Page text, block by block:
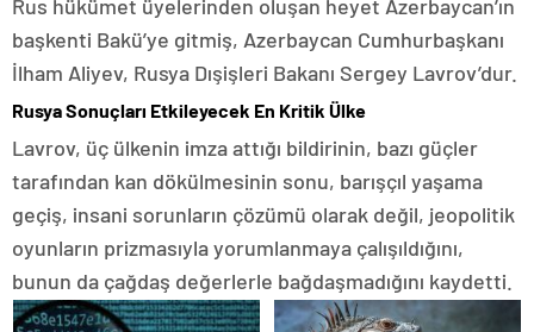
Rus hükümet üyelerinden oluşan heyet Azerbaycan’ın
başkenti Bakü’ye gitmiş, Azerbaycan Cumhurbaşkanı
İlham Aliyev, Rusya Dışişleri Bakanı Sergey Lavrov’dur.
Rusya Sonuçları Etkileyecek En Kritik Ülke
Lavrov, üç ülkenin imza attığı bildirinin, bazı güçler
tarafından kan dökülmesinin sonu, barışçıl yaşama
geçiş, insani sorunların çözümü olarak değil, jeopolitik
oyunların prizmasıyla yorumlanmaya çalışıldığını,
bunun da çağdaş değerlerle bağdaşmadığını kaydetti.